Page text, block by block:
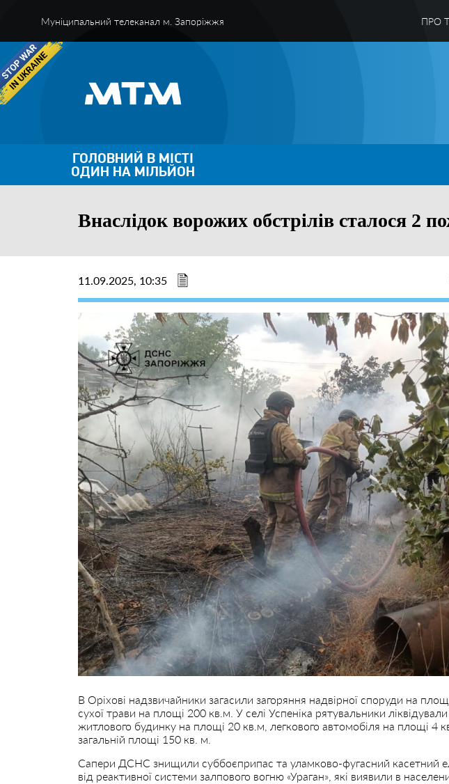
Муніципальний телеканал м. Запоріжжя ПРО
ГОЛОВНИЙ В МІСТІ
ОДИН НА МІЛЬЙОН
Внаслідок ворожих обстрілів сталося 2
11.09.2025, 10:35
В Оріхові надзвичайники загасили загоряння надвірної споруди на
сухої трави на площі 200 кв.м. У селі Успеніка рятувальники
житлового будинку на площі 20 кв.м, легкового автомобіля на площі 4
загальній площі 150 кв. м.
Сапери ДСНС знищили суббоєприпас та уламково-фугасний касетний
від реактивної системи залпового вогню «Ураган», які виявили в